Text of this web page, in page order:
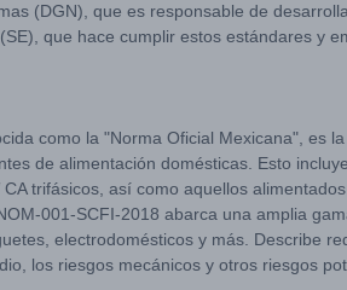
(DGN), que es responsable de
que hace cumplir estos estándares y
como la "Norma Oficial Mexicana", es
de alimentación domésticas. Esto
trifásicos, así como aquellos
001-SCFI-2018 abarca una amplia
electrodomésticos y más. Describe
los riesgos mecánicos y otros riesgos